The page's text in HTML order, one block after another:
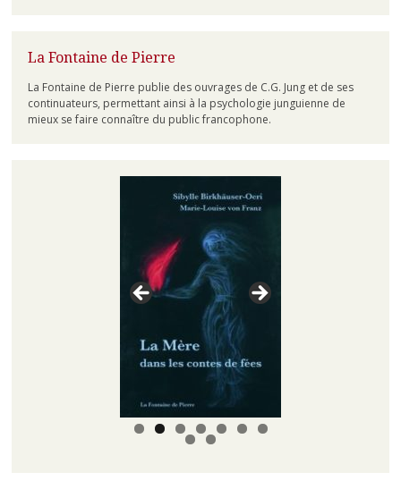
La Fontaine de Pierre
La Fontaine de Pierre publie des ouvrages de C.G. Jung et de ses
continuateurs, permettant ainsi à la psychologie junguienne de
mieux se faire connaître du public francophone.